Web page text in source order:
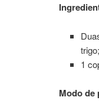
trigo;
1
Modo de